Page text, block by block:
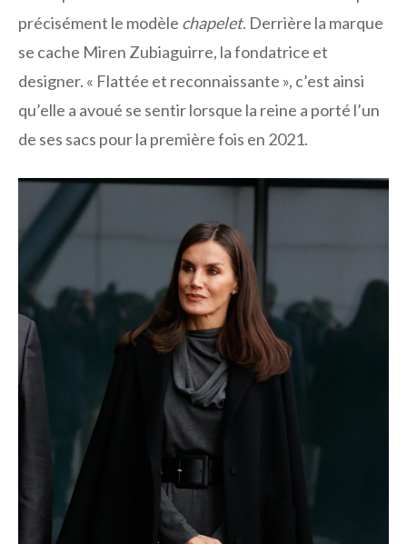
précisément le modèle chapelet. Derrière la marque
se cache Miren Zubiaguirre, la fondatrice et
designer. « Flattée et reconnaissante », c’est ainsi
qu’elle a avoué se sentir lorsque la reine a porté l’un
de ses sacs pour la première fois en 2021.